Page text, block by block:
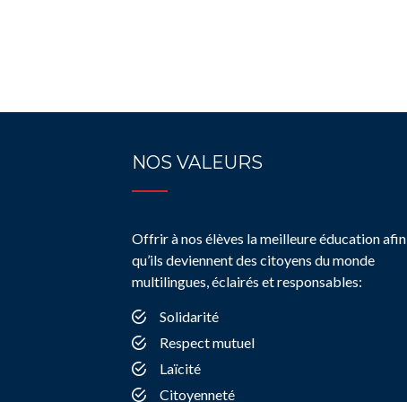
NOS VALEURS
Offrir à nos élèves la meilleure éducation afin
qu’ils deviennent des citoyens du monde
multilingues, éclairés et responsables:
Solidarité
Respect mutuel
Laïcité
Citoyenneté